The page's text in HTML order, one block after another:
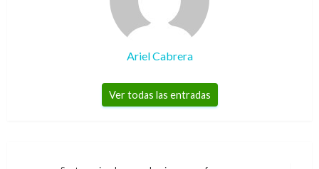
Ariel Cabrera
Ver todas las entradas